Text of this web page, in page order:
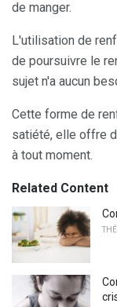
de manger.
L'utilisation de
de poursuivre le
sujet n'a aucun
Cette forme de
satiété, elle offre
à tout moment.
Related Content